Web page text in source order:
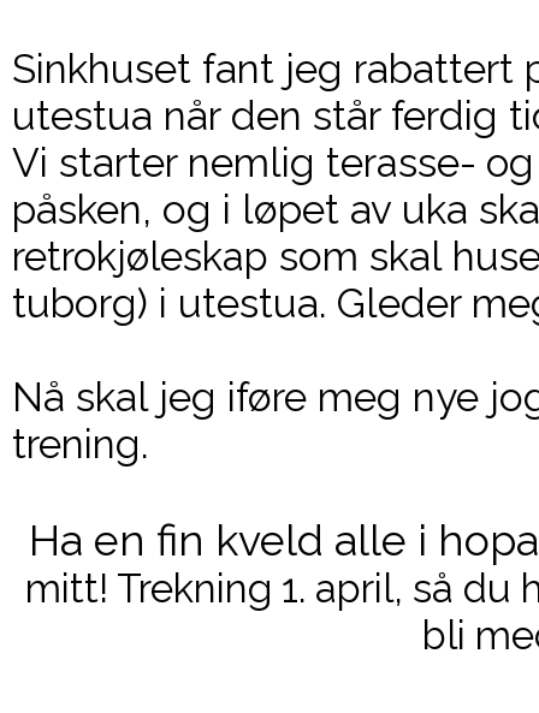
Sinkhuset fant jeg rabattert
utestua når den står ferdig
Vi starter nemlig terasse-
påsken, og i løpet av uka
retrokjøleskap som skal
tuborg) i utestua. Gleder
Nå skal jeg iføre meg nye
trening.
Ha en fin kveld alle i
mitt! Trekning 1. april, så du
bli